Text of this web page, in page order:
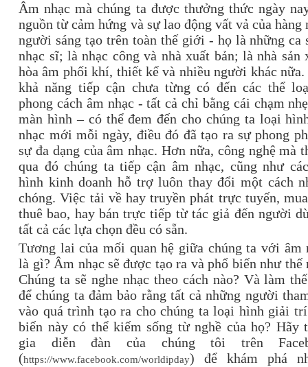
Âm nhạc mà chúng ta được thưởng thức ngày
nguồn từ cảm hứng và sự lao động vất vả của hàng
người sáng tạo trên toàn thế giới - họ là những ca
nhạc sĩ; là nhạc công và nhà xuất bản; là nhà sản
hòa âm phối khí, thiết kế và nhiều người khác
khả năng tiếp cận chưa từng có đến các thể
phong cách âm nhạc - tất cả chỉ bằng cái chạm
màn hình – có thể đem đến cho chúng ta loại
nhạc mới mỗi ngày, điều đó đã tạo ra sự phong
sự đa dạng của âm nhạc. Hơn nữa, công nghệ mà
qua đó chúng ta tiếp cận âm nhạc, cũng như
hình kinh doanh hỗ trợ luôn thay đổi một cách
chóng. Việc tải về hay truyền phát trực tuyến,
thuê bao, hay bán trực tiếp từ tác giả đến người
tất cả các lựa chọn đều có sẵn.
Tương lai của mối quan hệ giữa chúng ta với âm
là gì? Âm nhạc sẽ được tạo ra và phổ biến như thế
Chúng ta sẽ nghe nhạc theo cách nào? Và làm
để chúng ta đảm bảo rằng tất cả những người
vào quá trình tạo ra cho chúng ta loại hình giải
biến này có thể kiếm sống từ nghề của họ? Hãy
gia diễn đàn của chúng tôi trên
(https://www.facebook.com/worldipday) để khám phá